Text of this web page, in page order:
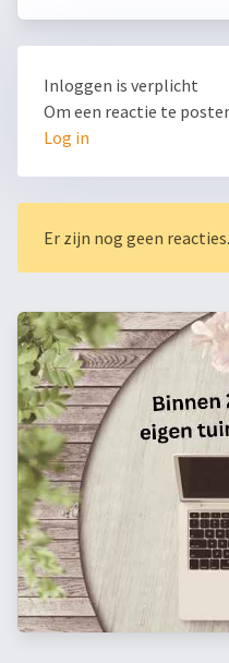
Inloggen is verplicht
Om een reactie te
Log in
Er zijn nog geen reacties.